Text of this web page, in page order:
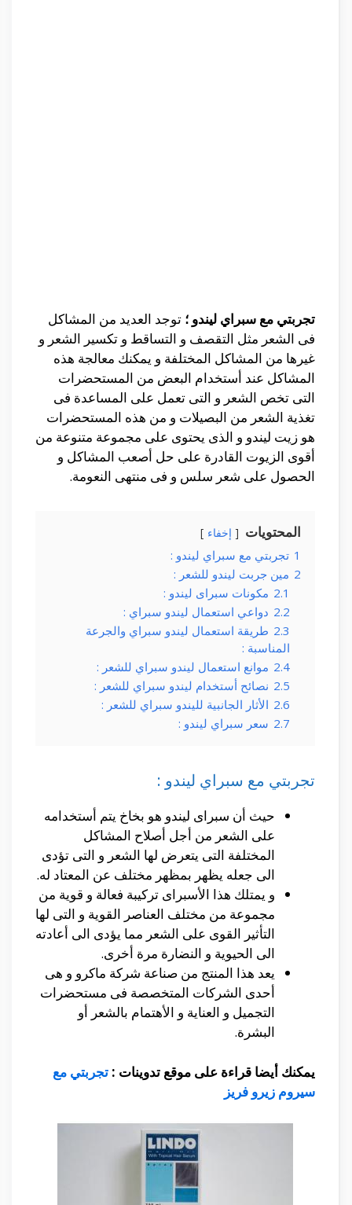
تجربتي مع سبراي ليندو ؛ توجد العديد من المشاكل
فى الشعر مثل التقصف و التساقط و تكسير الشعر و
غيرها من المشاكل المختلفة و يمكنك معالجة هذه
المشاكل عند أستخدام البعض من المستحضرات
التى تخص الشعر و التى تعمل على المساعدة فى
تغذية الشعر من البصيلات و من هذه المستحضرات
هو زيت ليندو و الذى يحتوى على مجموعة متنوعة من
أقوى الزيوت القادرة على حل أصعب المشاكل و
الحصول على شعر سلس و فى منتهى النعومة.
المحتويات إخفاء
1 تجربتي مع سبراي ليندو :
2 مين جربت ليندو للشعر :
2.1 مكونات سبراى ليندو :
2.2 دواعي استعمال ليندو سبراي :
2.3 طريقة استعمال ليندو سبراي والجرعة
المناسبة :
2.4 موانع استعمال ليندو سبراي للشعر :
2.5 نصائح أستخدام ليندو سبراي للشعر :
2.6 الأثار الجانبية لليندو سبراي للشعر :
2.7 سعر سبراي ليندو :
تجربتي مع سبراي ليندو :
حيث أن سبراى ليندو هو بخاخ يتم أستخدامه
على الشعر من أجل أصلاح المشاكل
المختلفة التى يتعرض لها الشعر و التى تؤدى
الى جعله يظهر بمظهر مختلف عن المعتاد له.
و يمتلك هذا الأسبراى تركيبة فعالة و قوية من
مجموعة من مختلف العناصر القوية و التى لها
التأثير القوى على الشعر مما يؤدى الى أعادته
الى الحيوية و النضارة مرة أخرى.
يعد هذا المنتج من صناعة شركة ماكرو و هى
أحدى الشركات المتخصصة فى مستحضرات
التجميل و العناية و الأهتمام بالشعر أو
البشرة.
يمكنك أيضا قراءة على موقع تدوينات : تجربتي مع
سيروم زيرو فريز